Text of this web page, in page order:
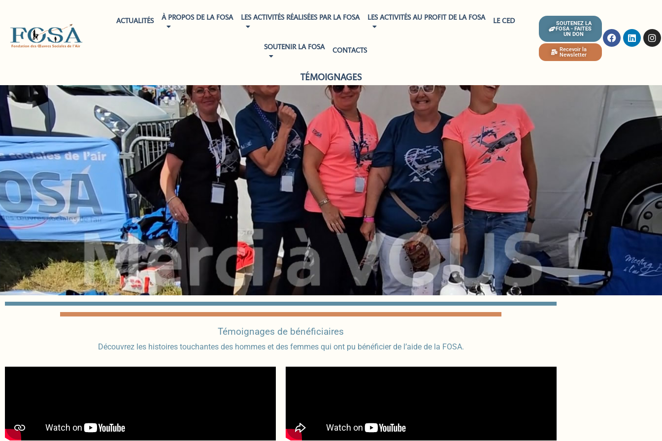
ACTUALITÉS
À PROPOS DE LA FOSA LES ACTIVITÉS RÉALISÉES PAR LA FOSA LES ACTIVITÉS AU PROFIT DE LA FOSA
LE CED
SOUTENIR LA FOSA
CONTACTS
SOUTENEZ LA
FOSA - FAITES
UN DON
Recevoir la
Newsletter
TÉMOIGNAGES
Témoignages de bénéficiaires
Découvrez les histoires touchantes des hommes et des femmes qui ont pu bénéficier de l’aide de la FOSA.